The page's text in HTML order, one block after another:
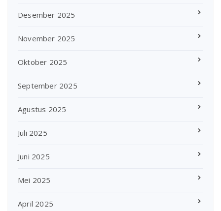
Desember 2025
November 2025
Oktober 2025
September 2025
Agustus 2025
Juli 2025
Juni 2025
Mei 2025
April 2025